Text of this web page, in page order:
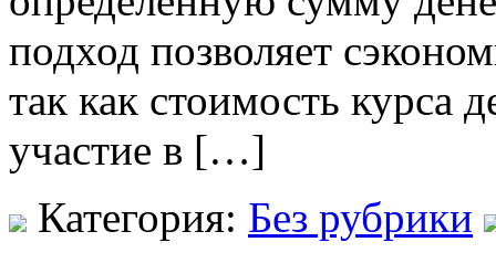
подход позволяет
так как стоимость курса
участие в […]
Категория: Без рубрики